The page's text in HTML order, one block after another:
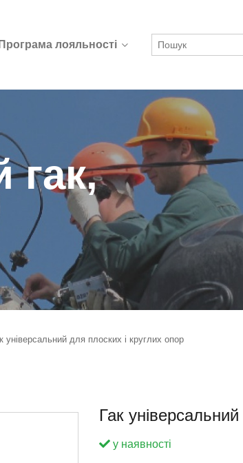
Програма лояльності
гак,
універсальний для плоских і круглих опор
Гак
Баланс:
у наявності